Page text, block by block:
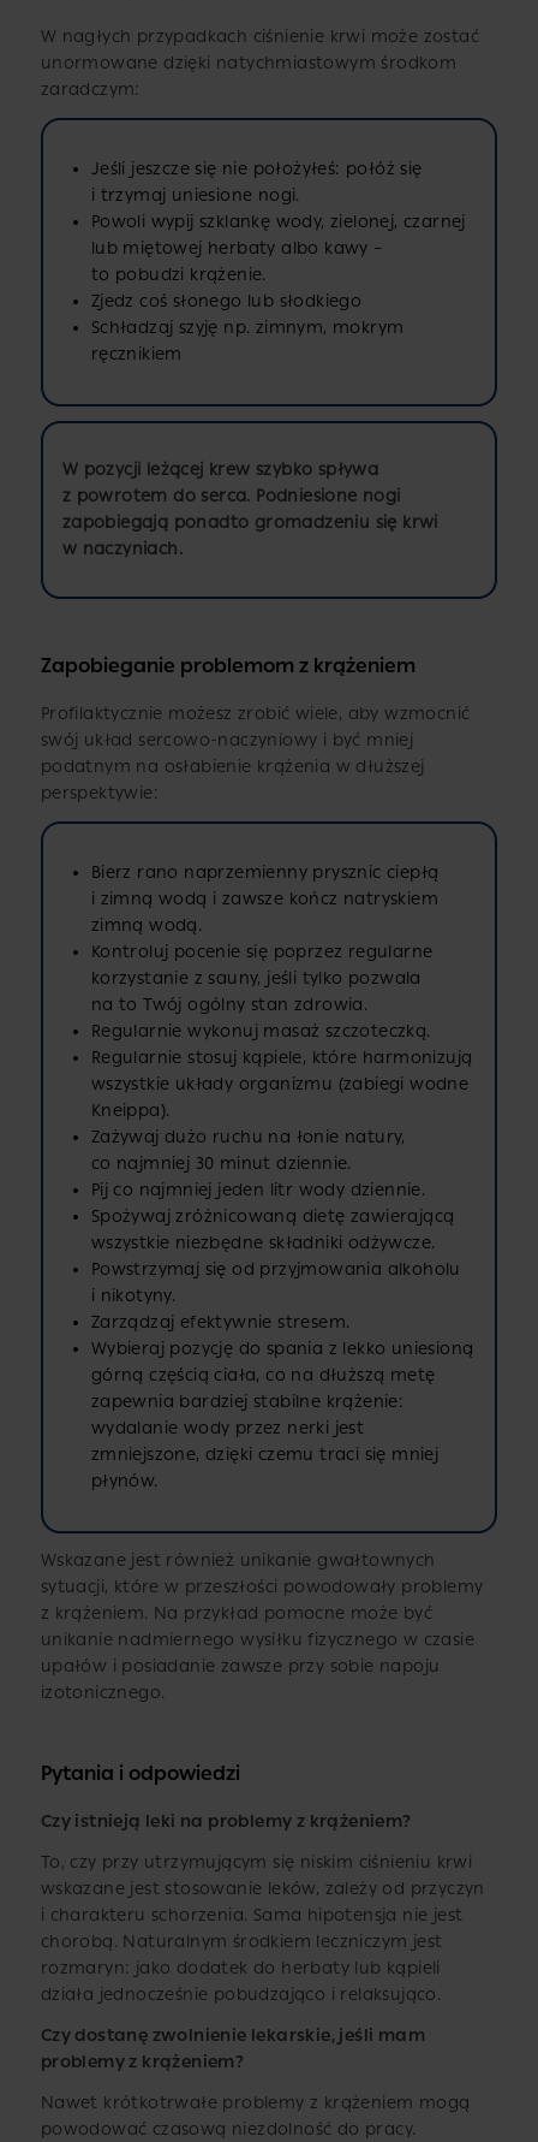
W nagłych przypadkach ciśnienie krwi może zostać
unormowane dzięki natychmiastowym środkom
zaradczym:
Jeśli jeszcze się nie położyłeś: połóż się
i trzymaj uniesione nogi.
Powoli wypij szklankę wody, zielonej, czarnej
lub miętowej herbaty albo kawy –
to pobudzi krążenie.
Zjedz coś słonego lub słodkiego
Schładzaj szyję np. zimnym, mokrym
ręcznikiem
W pozycji leżącej krew szybko spływa
z powrotem do serca. Podniesione nogi
zapobiegają ponadto gromadzeniu się krwi
w naczyniach.
Zapobieganie problemom z krążeniem
Profilaktycznie możesz zrobić wiele, aby wzmocnić
swój układ sercowo-naczyniowy i być mniej
podatnym na osłabienie krążenia w dłuższej
perspektywie:
Bierz rano naprzemienny prysznic ciepłą
i zimną wodą i zawsze kończ natryskiem
zimną wodą.
Kontroluj pocenie się poprzez regularne
korzystanie z sauny, jeśli tylko pozwala
na to Twój ogólny stan zdrowia.
Regularnie wykonuj masaż szczoteczką.
Regularnie stosuj kąpiele, które harmonizują
wszystkie układy organizmu (zabiegi wodne
Kneippa).
Zażywaj dużo ruchu na łonie natury,
co najmniej 30 minut dziennie.
Pij co najmniej jeden litr wody dziennie.
Spożywaj zróżnicowaną dietę zawierającą
wszystkie niezbędne składniki odżywcze.
Powstrzymaj się od przyjmowania alkoholu
i nikotyny.
Zarządzaj efektywnie stresem.
Wybieraj pozycję do spania z lekko uniesioną
górną częścią ciała, co na dłuższą metę
zapewnia bardziej stabilne krążenie:
wydalanie wody przez nerki jest
zmniejszone, dzięki czemu traci się mniej
płynów.
Wskazane jest również unikanie gwałtownych
sytuacji, które w przeszłości powodowały problemy
z krążeniem. Na przykład pomocne może być
unikanie nadmiernego wysiłku fizycznego w czasie
upałów i posiadanie zawsze przy sobie napoju
izotonicznego.
Pytania i odpowiedzi
Czy istnieją leki na problemy z krążeniem?
To, czy przy utrzymującym się niskim ciśnieniu krwi
wskazane jest stosowanie leków, zależy od przyczyn
i charakteru schorzenia. Sama hipotensja nie jest
chorobą. Naturalnym środkiem leczniczym jest
rozmaryn: jako dodatek do herbaty lub kąpieli
działa jednocześnie pobudzająco i relaksująco.
Czy dostanę zwolnienie lekarskie, jeśli mam
problemy z krążeniem?
Nawet krótkotrwałe problemy z krążeniem mogą
powodować czasową niezdolność do pracy.